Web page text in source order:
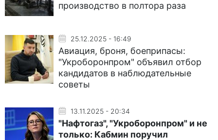
производство в полтора раза
25.12.2025 - 16:49
Авиация, броня, боеприпасы:
"Укроборонпром" объявил отбор
кандидатов в наблюдательные
советы
13.11.2025 - 20:34
"Нафтогаз", "Укроборонпром" и не
только: Кабмин поручил